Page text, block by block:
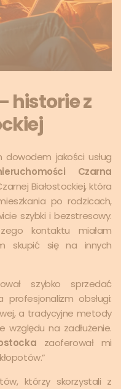
historie z
dowodem jakości usług
Czarna
Białostockiej, która
po rodzicach,
szybki i bezstresowy.
kontaktu miałam
skupić się na innych
szybko sprzedać
profesjonalizm obsługi:
a tradycyjne metody
względu na zadłużenie.
zaoferował mi
którzy skorzystali z